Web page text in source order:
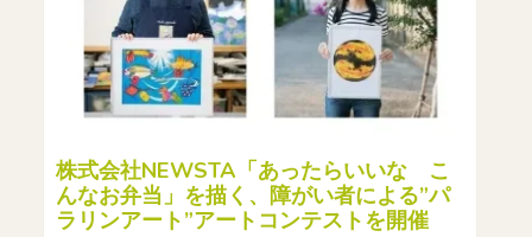
株式会社NEWSTA「あったらいいな こ
んなお弁当」を描く、障がい者による”パ
ラリンアート”アートコンテストを開催